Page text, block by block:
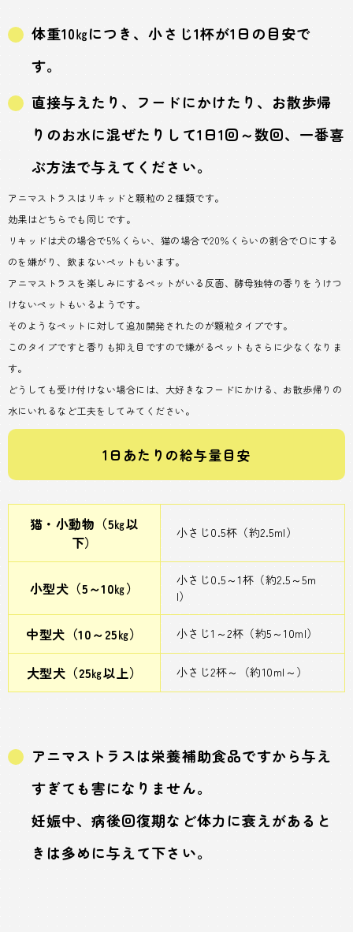
体重10㎏につき、小さじ1杯が1日の目安で
す。
直接与えたり、フードにかけたり、お散歩帰
りのお水に混ぜたりして1日1回～数回、一番喜
ぶ方法で与えてください。
アニマストラスはリキッドと顆粒の２種類です。
効果はどちらでも同じです。
リキッドは犬の場合で5％くらい、猫の場合で20％くらいの割合で口にする
のを嫌がり、飲まないペットもいます。
アニマストラスを楽しみにするペットがいる反面、酵母独特の香りをうけつ
けないペットもいるようです。
そのようなペットに対して追加開発されたのが顆粒タイプです。
このタイプですと香りも抑え目ですので嫌がるペットもさらに少なくなりま
す。
どうしても受け付けない場合には、大好きなフードにかける、お散歩帰りの
水にいれるなど工夫をしてみてください。
1日あたりの給与量目安
猫・小動物（5㎏以
下）
小さじ0.5杯（約2.5ml）
小型犬（5～10㎏）
小さじ0.5～1杯（約2.5～5m
l）
中型犬（10～25㎏） 小さじ1～2杯（約5～10ml）
大型犬（25㎏以上） 小さじ2杯～（約10ml～）
アニマストラスは栄養補助食品ですから与え
すぎても害になりません。
妊娠中、病後回復期など体力に衰えがあると
きは多めに与えて下さい。